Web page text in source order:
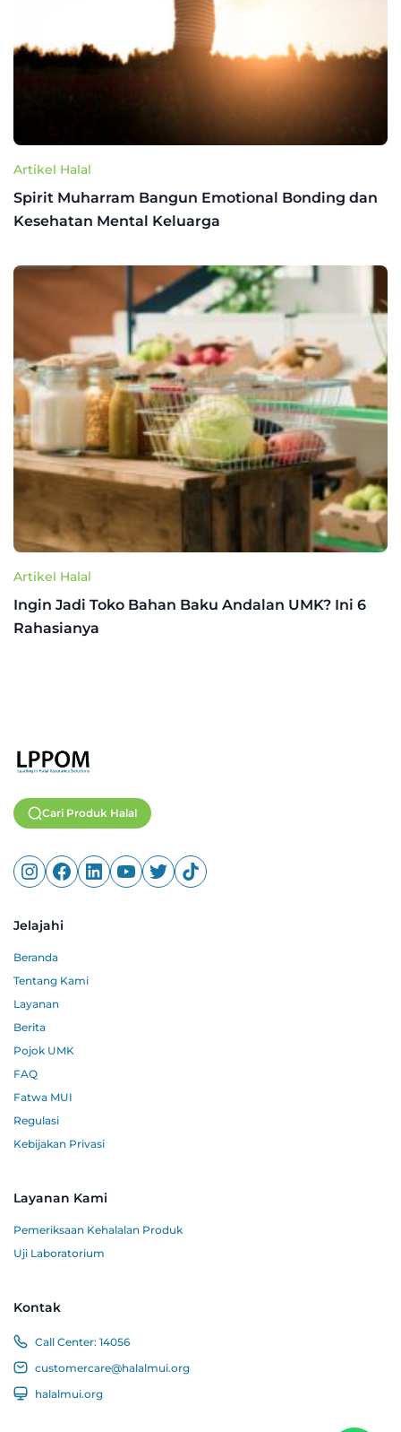
Artikel Halal
Spirit Muharram Bangun Emotional Bonding dan
Kesehatan Mental Keluarga
Artikel Halal
Ingin Jadi Toko Bahan Baku Andalan UMK? Ini 6
Rahasianya
Cari Produk Halal
Jelajahi
Beranda
Tentang Kami
Layanan
Berita
Pojok UMK
FAQ
Fatwa MUI
Regulasi
Kebijakan Privasi
Layanan Kami
Pemeriksaan Kehalalan Produk
Uji Laboratorium
Kontak
Call Center: 14056
customercare@halalmui.org
halalmui.org